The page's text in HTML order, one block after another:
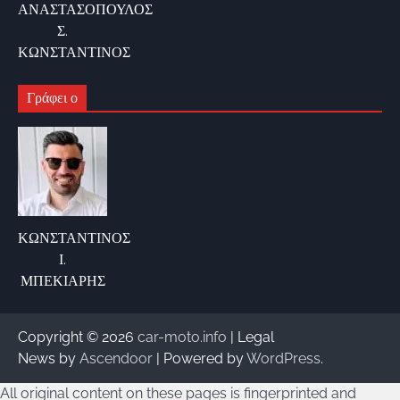
ΑΝΑΣΤΑΣΟΠΟΥΛΟΣ
Σ.
ΚΩΝΣΤΑΝΤΙΝΟΣ
Γράφει ο
ΚΩΝΣΤΑΝΤΙΝΟΣ
Ι.
ΜΠΕΚΙΑΡΗΣ
Copyright © 2026 car-moto.info | Legal
News by Ascendoor | Powered byWordPress.
All original content on these pages is fingerprinted and